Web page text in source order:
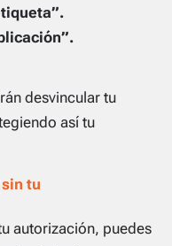
desvincular tu
así tu
tu
autorización, puedes